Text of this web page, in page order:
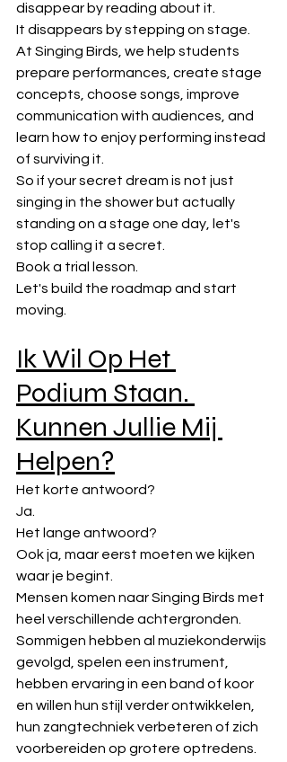
disappear by reading about it.
It disappears by stepping on stage.
At Singing Birds, we help students
prepare performances, create stage
concepts, choose songs, improve
communication with audiences, and
learn how to enjoy performing instead
of surviving it.
So if your secret dream is not just
singing in the shower but actually
standing on a stage one day, let's
stop calling it a secret.
Book a trial lesson.
Let's build the roadmap and start
moving.
Ik Wil Op Het
Podium Staan.
Kunnen Jullie Mij
Helpen?
Het korte antwoord?
Ja.
Het lange antwoord?
Ook ja, maar eerst moeten we kijken
waar je begint.
Mensen komen naar Singing Birds met
heel verschillende achtergronden.
Sommigen hebben al muziekonderwijs
gevolgd, spelen een instrument,
hebben ervaring in een band of koor
en willen hun stijl verder ontwikkelen,
hun zangtechniek verbeteren of zich
voorbereiden op grotere optredens.